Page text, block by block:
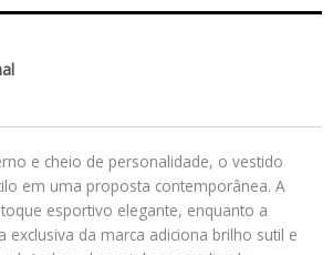
e cheio de personalidade, o vestido
em uma proposta contemporânea. A
esportivo elegante, enquanto a
exclusiva da marca adiciona brilho sutil e